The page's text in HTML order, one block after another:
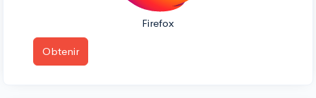
Firefox
Obtenir